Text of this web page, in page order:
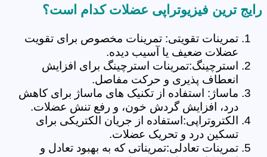
رایج ترین فیزیوتراپی عضلات کدام است؟
تمرینات تقویتی: تمرینات مخصوص برای تقویت
عضلات ضعیف یا آسیب دیده.
استرچینگ:تمرینات استرچینگ برای افزایش
انعطاف پذیری و حرکت مفاصل.
ماساژ: استفاده از تکنیک های ماساژ برای کاهش
درد، افزایش گردش خون، و رفع تنش عضلات.
الکتروتراپی:استفاده از جریان الکتریکی برای
تسکین درد و تحریک عضلات.
تمرینات تعادلی:تمریناتی که به بهبود تعادل و